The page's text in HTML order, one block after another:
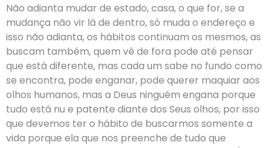
Não adianta mudar de estado, casa, o que for, se a
mudança não vir lá de dentro, só muda o endereço e
isso não adianta, os hábitos continuam os mesmos, as
buscam também, quem vê de fora pode até pensar
que está diferente, mas cada um sabe no fundo como
se encontra, pode enganar, pode querer maquiar aos
olhos humanos, mas a Deus ninguém engana porque
tudo está nu e patente diante dos Seus olhos, por isso
que devemos ter o hábito de buscarmos somente a
vida porque ela que nos preenche de tudo que